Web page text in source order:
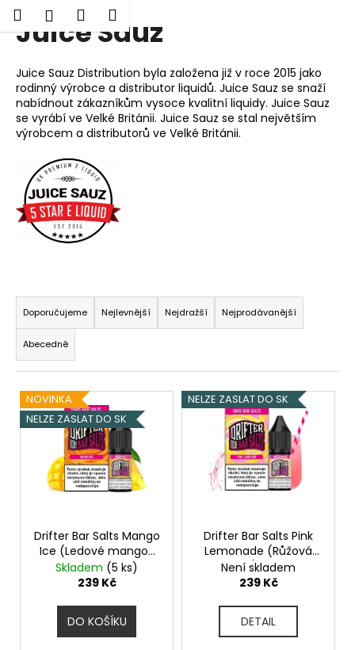
Přejít
HledatPřihlášení
Nákupní
košík
Juice Sauz
Juice Sauz Distribution byla založena již v roce 2015 jako
rodinný výrobce a distributor liquidů. Juice Sauz se snaží
nabídnout zákazníkům vysoce kvalitní liquidy. Juice Sauz
se vyrábí ve Velké Británii. Juice Sauz se stal největším
výrobcem a distributorů ve Velké Británii.
Ř
a
z
e
n
í
p
Doporučujeme Nejlevnější Nejdražší Nejprodávanější
Abecedně
V
ý
p
NOVINKA
NELZE ZASLAT DO SK
Drifter Bar Salts Mango
Ice (Ledové mango)
10ml 20mg
Skladem (5 ks)
239 Kč
DO KOŠÍKU
NELZE ZASLAT DO SK
Drifter Bar Salts Pink
Lemonade (Růžová
limonáda) 10ml 10mg
Není skladem
239 Kč
DETAIL
o Zpět
Zpět
C
o
p
o
e
b
e
t
e
n
a
j
í
t
HLEDAT